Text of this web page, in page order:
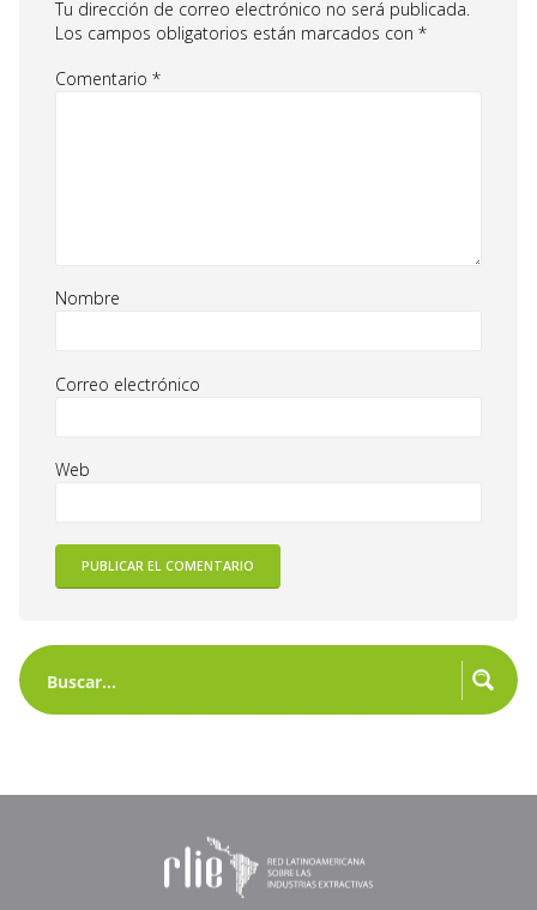
Tu dirección de correo electrónico no será publicada.
Los campos obligatorios están marcados con *
Comentario *
Nombre
Correo electrónico
Web